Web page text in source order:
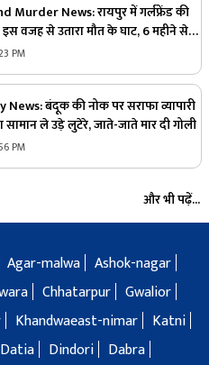
Murder News: रायपुर में गर्लफ्रेंड की
इस वजह से उतारा मौत के घाट, 6 महीने से
PM
बंदूक की नोक पर सराफा व्यापारी
ले उड़े लुटेरे, जाते-जाते मार दी गोली
PM
और भी पढ़ें...
Agar-malwa Ashok-nagar
Chhatarpur Gwalior
Khandwaeast-nimar
Katni
Datia Dindori
Dabra